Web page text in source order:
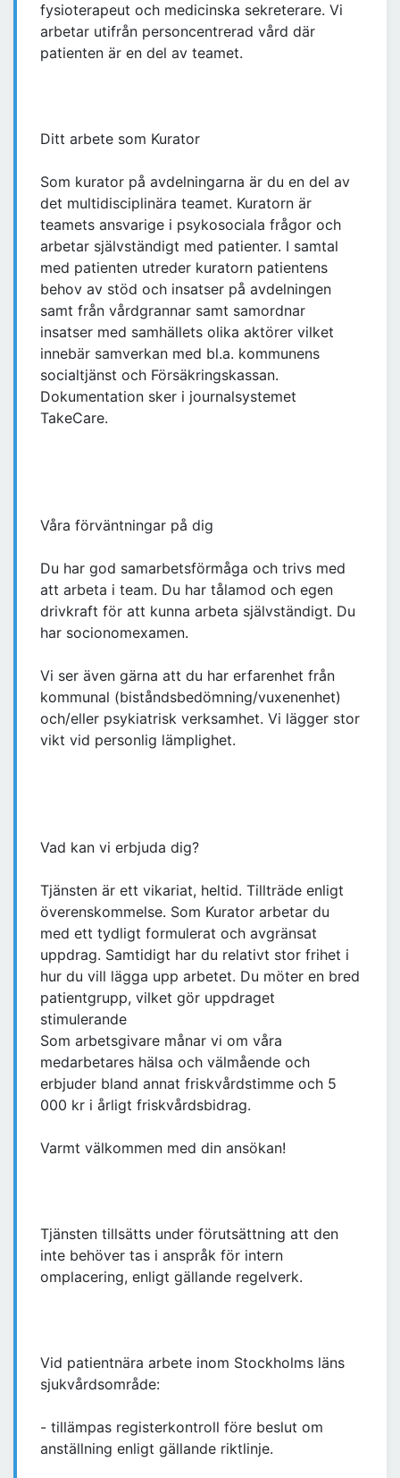
fysioterapeut och medicinska sekreterare. Vi
arbetar utifrån personcentrerad vård där
patienten är en del av teamet.
Ditt arbete som Kurator
Som kurator på avdelningarna är du en del av
det multidisciplinära teamet. Kuratorn är
teamets ansvarige i psykosociala frågor och
arbetar självständigt med patienter. I samtal
med patienten utreder kuratorn patientens
behov av stöd och insatser på avdelningen
samt från vårdgrannar samt samordnar
insatser med samhällets olika aktörer vilket
innebär samverkan med bl.a. kommunens
socialtjänst och Försäkringskassan.
Dokumentation sker i journalsystemet
TakeCare.
Våra förväntningar på dig
Du har god samarbetsförmåga och trivs med
att arbeta i team. Du har tålamod och egen
drivkraft för att kunna arbeta självständigt. Du
har socionomexamen.
Vi ser även gärna att du har erfarenhet från
kommunal (biståndsbedömning/vuxenenhet)
och/eller psykiatrisk verksamhet. Vi lägger stor
vikt vid personlig lämplighet.
Vad kan vi erbjuda dig?
Tjänsten är ett vikariat, heltid. Tillträde enligt
överenskommelse. Som Kurator arbetar du
med ett tydligt formulerat och avgränsat
uppdrag. Samtidigt har du relativt stor frihet i
hur du vill lägga upp arbetet. Du möter en bred
patientgrupp, vilket gör uppdraget
stimulerande
Som arbetsgivare månar vi om våra
medarbetares hälsa och välmående och
erbjuder bland annat friskvårdstimme och 5
000 kr i årligt friskvårdsbidrag.
Varmt välkommen med din ansökan!
Tjänsten tillsätts under förutsättning att den
inte behöver tas i anspråk för intern
omplacering, enligt gällande regelverk.
Vid patientnära arbete inom Stockholms läns
sjukvårdsområde:
- tillämpas registerkontroll före beslut om
anställning enligt gällande riktlinje.